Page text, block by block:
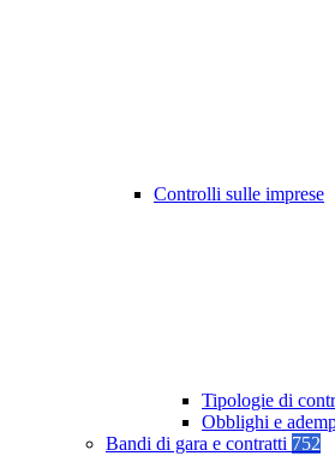
Controlli sulle imprese
Tipologie di
Obblighi e
Bandi di gara e contratti 752